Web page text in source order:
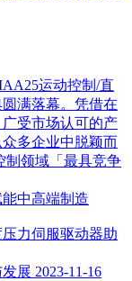
运动控制/直
满落幕。凭借在
受市场认可的产
多企业中脱颖而
制领域「最具竞争
中高端制造
力伺服驱动器助
展 2023-11-16